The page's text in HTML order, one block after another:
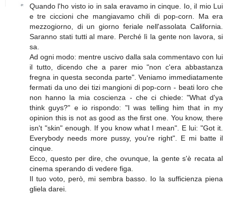
Quando l'ho visto io in sala eravamo in cinque. Io, il mio Lui
e tre ciccioni che mangiavamo chili di pop-corn. Ma era
mezzogiorno, di un giorno feriale nell'assolata California.
Saranno stati tutti al mare. Perché lì la gente non lavora, si
sa.
Ad ogni modo: mentre uscivo dalla sala commentavo con lui
il tutto, dicendo che a parer mio "non c'era abbastanza
fregna in questa seconda parte". Veniamo immediatamente
fermati da uno dei tizi mangioni di pop-corn - beati loro che
non hanno la mia coscienza - che ci chiede: "What d'ya
think guys?" e io rispondo: "I was telling him that in my
opinion this is not as good as the first one. You know, there
isn't "skin" enough. If you know what I mean". E lui: "Got it.
Everybody needs more pussy, you're right". E mi batte il
cinque.
Ecco, questo per dire, che ovunque, la gente s'è recata al
cinema sperando di vedere figa.
Il tuo voto, però, mi sembra basso. Io la sufficienza piena
gliela darei.